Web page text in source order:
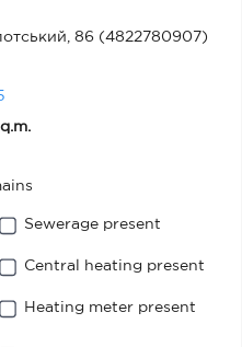
86 (4822780907)
Sewerage present
Central heating present
Heating meter present